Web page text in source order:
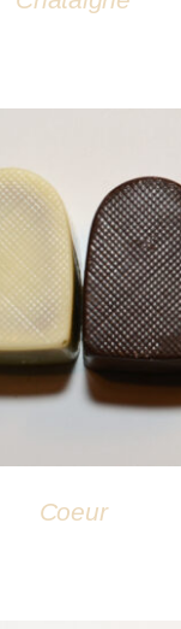
DÉTAILS
Coeur